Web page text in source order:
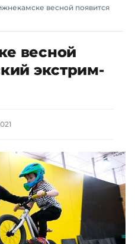
весной появится
весной
экстрим-